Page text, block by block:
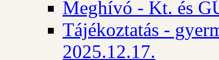
Meghívó - Kt. és
Tájékoztatás -
2025.12.17.